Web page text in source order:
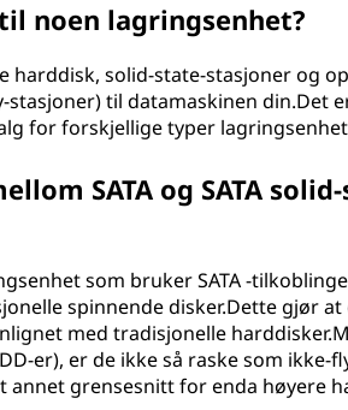
noen lagringsenhet?
harddisk, solid-state-stasjoner og
stasjoner) til datamaskinen din.Det
for forskjellige typer
SATA og SATA
som bruker SATA -
spinnende disker.Dette gjør at
med tradisjonelle
er), er de ikke så raske som ikke-
annet grensesnitt for enda høyere